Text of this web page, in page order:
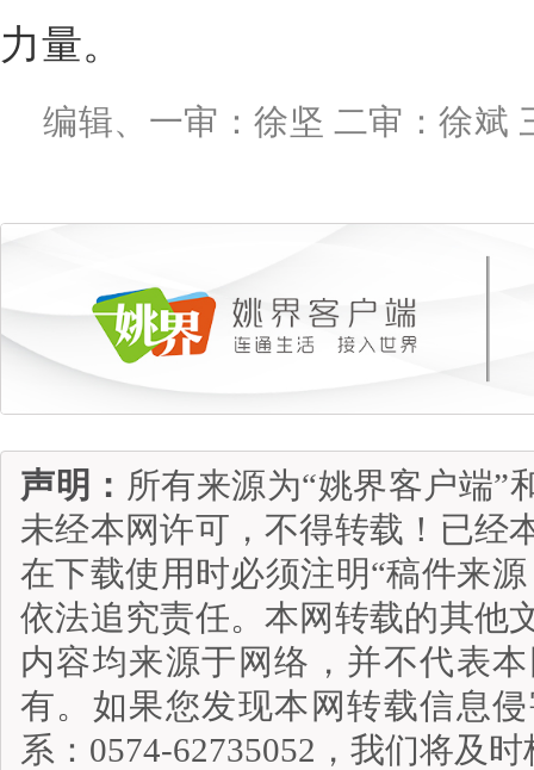
力量。
编辑、一审：徐坚 二审：徐斌
声明： 所有来源为“姚界客户端”
未经本网许可，不得转载！已经
在下载使用时必须注明“稿件来
依法追究责任。本网转载的其他
内容均来源于网络，并不代表
有。如果您发现本网转载信息
系：0574-62735052，我们将及